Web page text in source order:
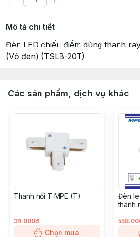
Mô tả chi tiết
Đèn LED chiếu điểm dùng thanh
(Vỏ đen) (TSLB-20T)
Các sản phẩm, dịch vụ khác
Thanh nối T MPE (T)
39.000đ
Chọn mua
Đèn
thanh